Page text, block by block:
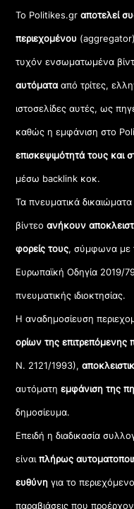
Το Politikes.grαποτελεί
περιεχομένου
τυχόν ενσωματωμένα
αυτόματααπό τρίτες,
ιστοσελίδες αυτές, ως
καθώς η εμφάνιση στο
επισκεψιμότητά τους και
μέσω backlink κοκ.
Τα πνευματικά
βίντεοανήκουν
φορείς τους, σύμφωνα με
Ευρωπαϊκή Οδηγία 2019/
πνευματικής ιδιοκτησίας.
Η αναδημοσίευση
ορίων της
Ν. 2121/1993),
αυτόματηεμφάνιση της
δημοσίευμα.
Επειδή η διαδικασία
είναιπλήρως
ευθύνη για το
παραβιάσεις που